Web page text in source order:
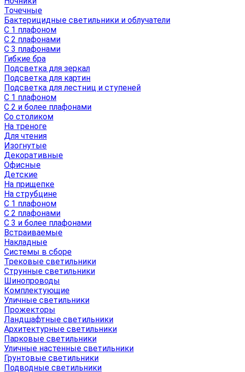
Точечные
Бактерицидные светильники и облучатели
С 1 плафоном
С 2 плафонами
С 3 плафонами
Гибкие бра
Подсветка для зеркал
Подсветка для картин
Подсветка для лестниц и ступеней
С 1 плафоном
С 2 и более плафонами
Со столиком
На треноге
Для чтения
Изогнутые
Декоративные
Офисные
Детские
На прищепке
На струбцине
С 1 плафоном
С 2 плафонами
С 3 и более плафонами
Встраиваемые
Накладные
Системы в сборе
Трековые светильники
Струнные светильники
Шинопроводы
Комплектующие
Уличные светильники
Прожекторы
Ландшафтные светильники
Архитектурные светильники
Парковые светильники
Уличные настенные светильники
Грунтовые светильники
Подводные светильники